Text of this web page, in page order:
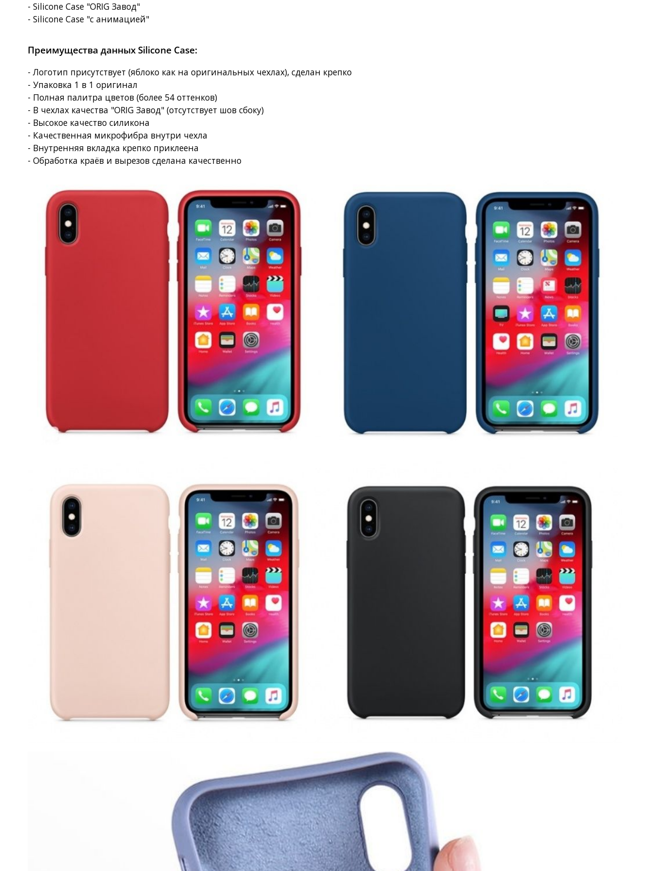
- Silicone Case "ORIG Завод"
- Silicone Case "с анимацией"
Преимущества данных Silicone Case:
- Логотип присутствует (яблоко как на оригинальных чехлах), сделан крепко
- Упаковка 1 в 1 оригинал
- Полная палитра цветов (более 54 оттенков)
- В чехлах качества "ORIG Завод" (отсутствует шов сбоку)
- Высокое качество силикона
- Качественная микрофибра внутри чехла
- Внутренняя вкладка крепко приклеена
- Обработка краёв и вырезов сделана качественно